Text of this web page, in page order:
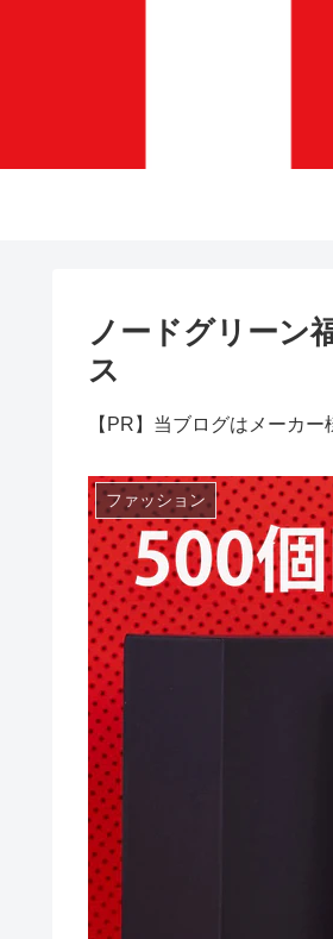
ノードグリーン
ス
【PR】当ブログはメーカ
ファッション